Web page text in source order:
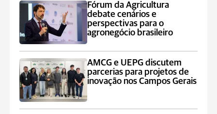
Fórum da Agricultura
debate cenários e
perspectivas para o
agronegócio brasileiro
AMCG e UEPG discutem
parcerias para projetos de
inovação nos Campos Gerais